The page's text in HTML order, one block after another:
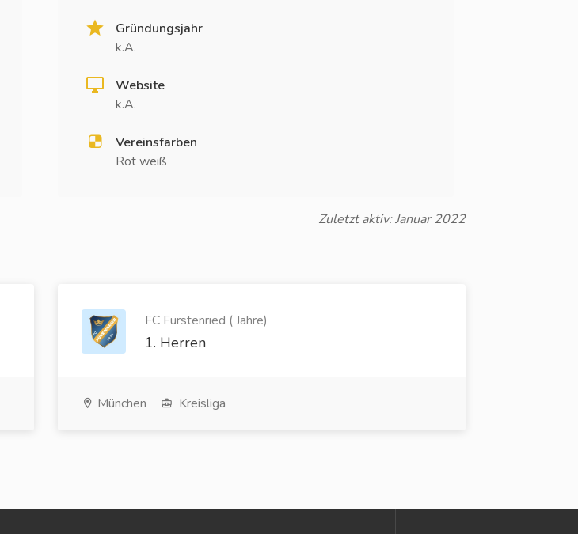
Gründungsjahr
k.A.
Website
k.A.
Vereinsfarben
Rot weiß
Zuletzt aktiv: Januar 2022
FC Fürstenried ( Jahre)
1. Herren
München Kreisliga